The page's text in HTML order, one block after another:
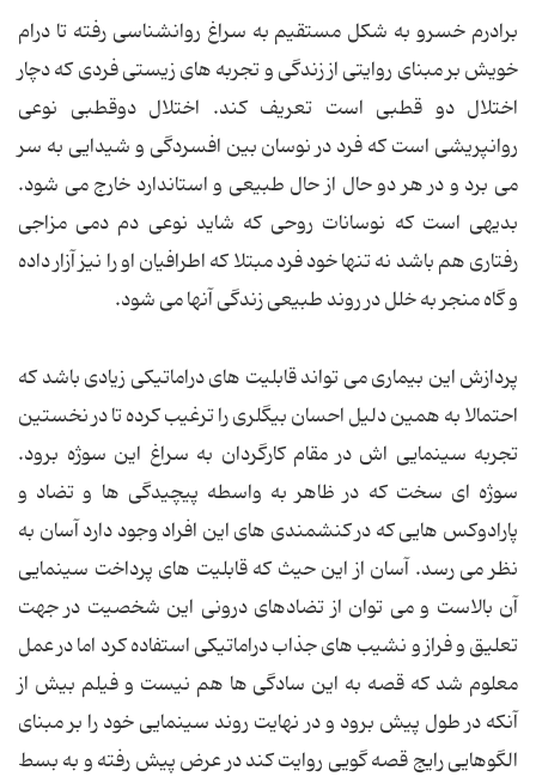
برادرم خسرو به شکل مستقیم به سراغ روانشناسی رفته تا درام
خویش بر مبنای روایتی از زندگی و تجربه های زیستی فردی که دچار
اختلال دو قطبی است تعریف کند. اختلال دوقطبی نوعی
روانپریشی است که فرد در نوسان بین افسردگی و شیدایی به سر
می برد و در هر دو حال از حال طبیعی و استاندارد خارج می شود.
بدیهی است که نوسانات روحی که شاید نوعی دم دمی مزاجی
رفتاری هم باشد نه تنها خود فرد مبتلا که اطرافیان او را نیز آزار داده
و گاه منجر به خلل در روند طبیعی زندگی آنها می شود.
پردازش این بیماری می تواند قابلیت های دراماتیکی زیادی باشد که
احتمالا به همین دلیل احسان بیگلری را ترغیب کرده تا در نخستین
تجربه سینمایی اش در مقام کارگردان به سراغ این سوژه برود.
سوژه ای سخت که در ظاهر به واسطه پیچیدگی ها و تضاد و
پارادوکس هایی که در کنشمندی های این افراد وجود دارد آسان به
نظر می رسد. آسان از این حیث که قابلیت های پرداخت سینمایی
آن بالاست و می توان از تضادهای درونی این شخصیت در جهت
تعلیق و فراز و نشیب های جذاب دراماتیکی استفاده کرد اما در عمل
معلوم شد که قصه به این سادگی ها هم نیست و فیلم بیش از
آنکه در طول پیش برود و در نهایت روند سینمایی خود را بر مبنای
الگوهایی رایج قصه گویی روایت کند در عرض پیش رفته و به بسط